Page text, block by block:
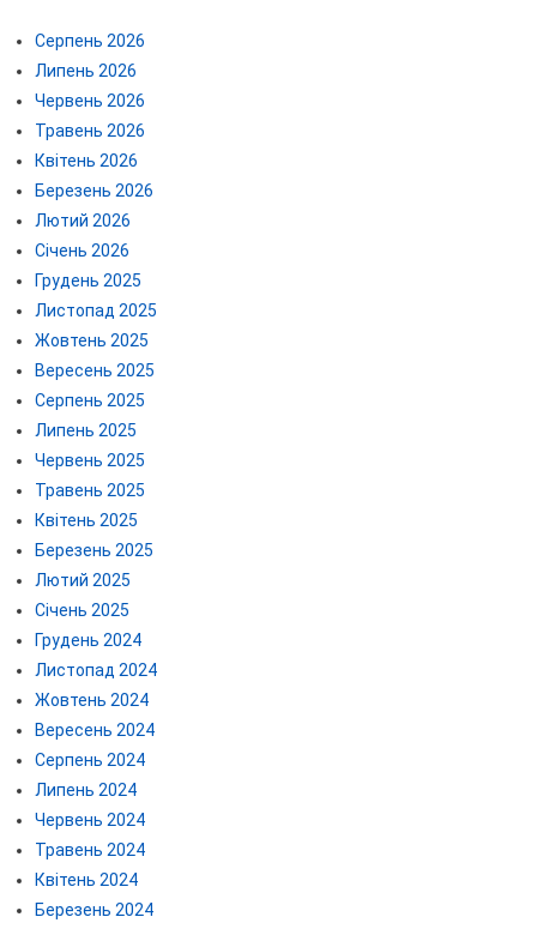
Серпень 2026
Липень 2026
Червень 2026
Травень 2026
Квітень 2026
Березень 2026
Лютий 2026
Січень 2026
Грудень 2025
Листопад 2025
Жовтень 2025
Вересень 2025
Серпень 2025
Липень 2025
Червень 2025
Травень 2025
Квітень 2025
Березень 2025
Лютий 2025
Січень 2025
Грудень 2024
Листопад 2024
Жовтень 2024
Вересень 2024
Серпень 2024
Липень 2024
Червень 2024
Травень 2024
Квітень 2024
Березень 2024